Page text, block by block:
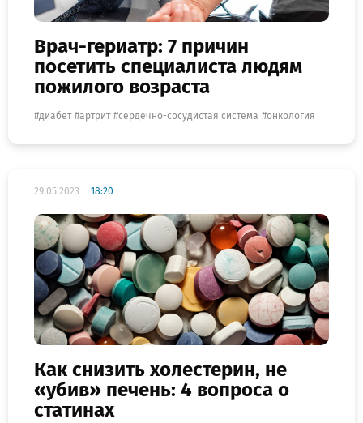
Врач-гериатр: 7 причин
посетить специалиста людям
пожилого возраста
диабет артрит сердечно-сосудистая система онкология
29.05.2023 18:20
Как снизить холестерин, не
«убив» печень: 4 вопроса о
статинах